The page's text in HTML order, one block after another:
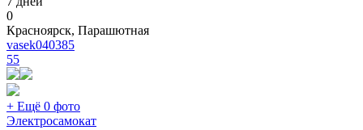
0
Красноярск, Парашютная
vasek040385
55
+ Ещё 0 фото
Электросамокат